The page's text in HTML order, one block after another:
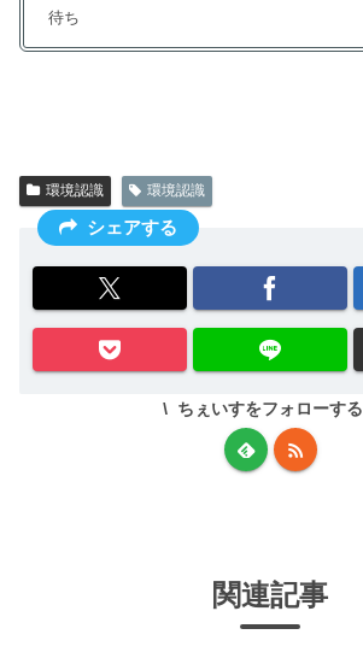
待ち
環境認識 環境認識
シェアする
ちぇいすをフォローする
関連記事